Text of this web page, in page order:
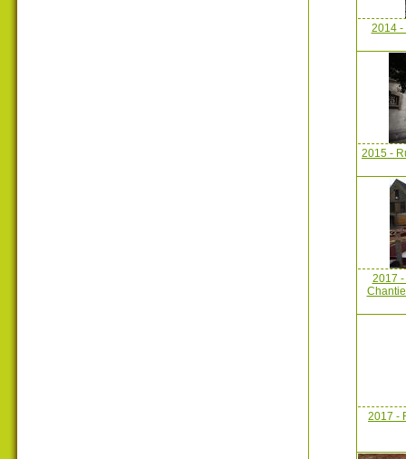
2014 -
2015 -
2017 -
2017 -